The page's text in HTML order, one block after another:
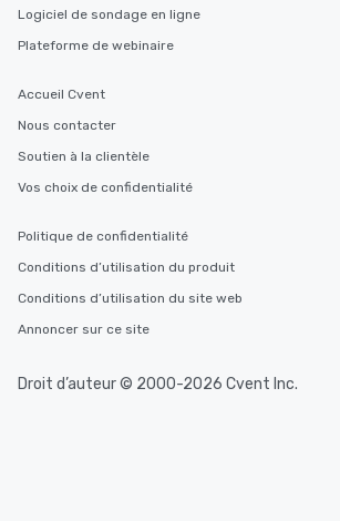
Logiciel de sondage en ligne
Plateforme de webinaire
Accueil Cvent
Nous contacter
Soutien à la clientèle
Vos choix de confidentialité
Politique de confidentialité
Conditions d’utilisation du produit
Conditions d’utilisation du site web
Annoncer sur ce site
Droit d’auteur © 2000-2026 Cvent Inc.